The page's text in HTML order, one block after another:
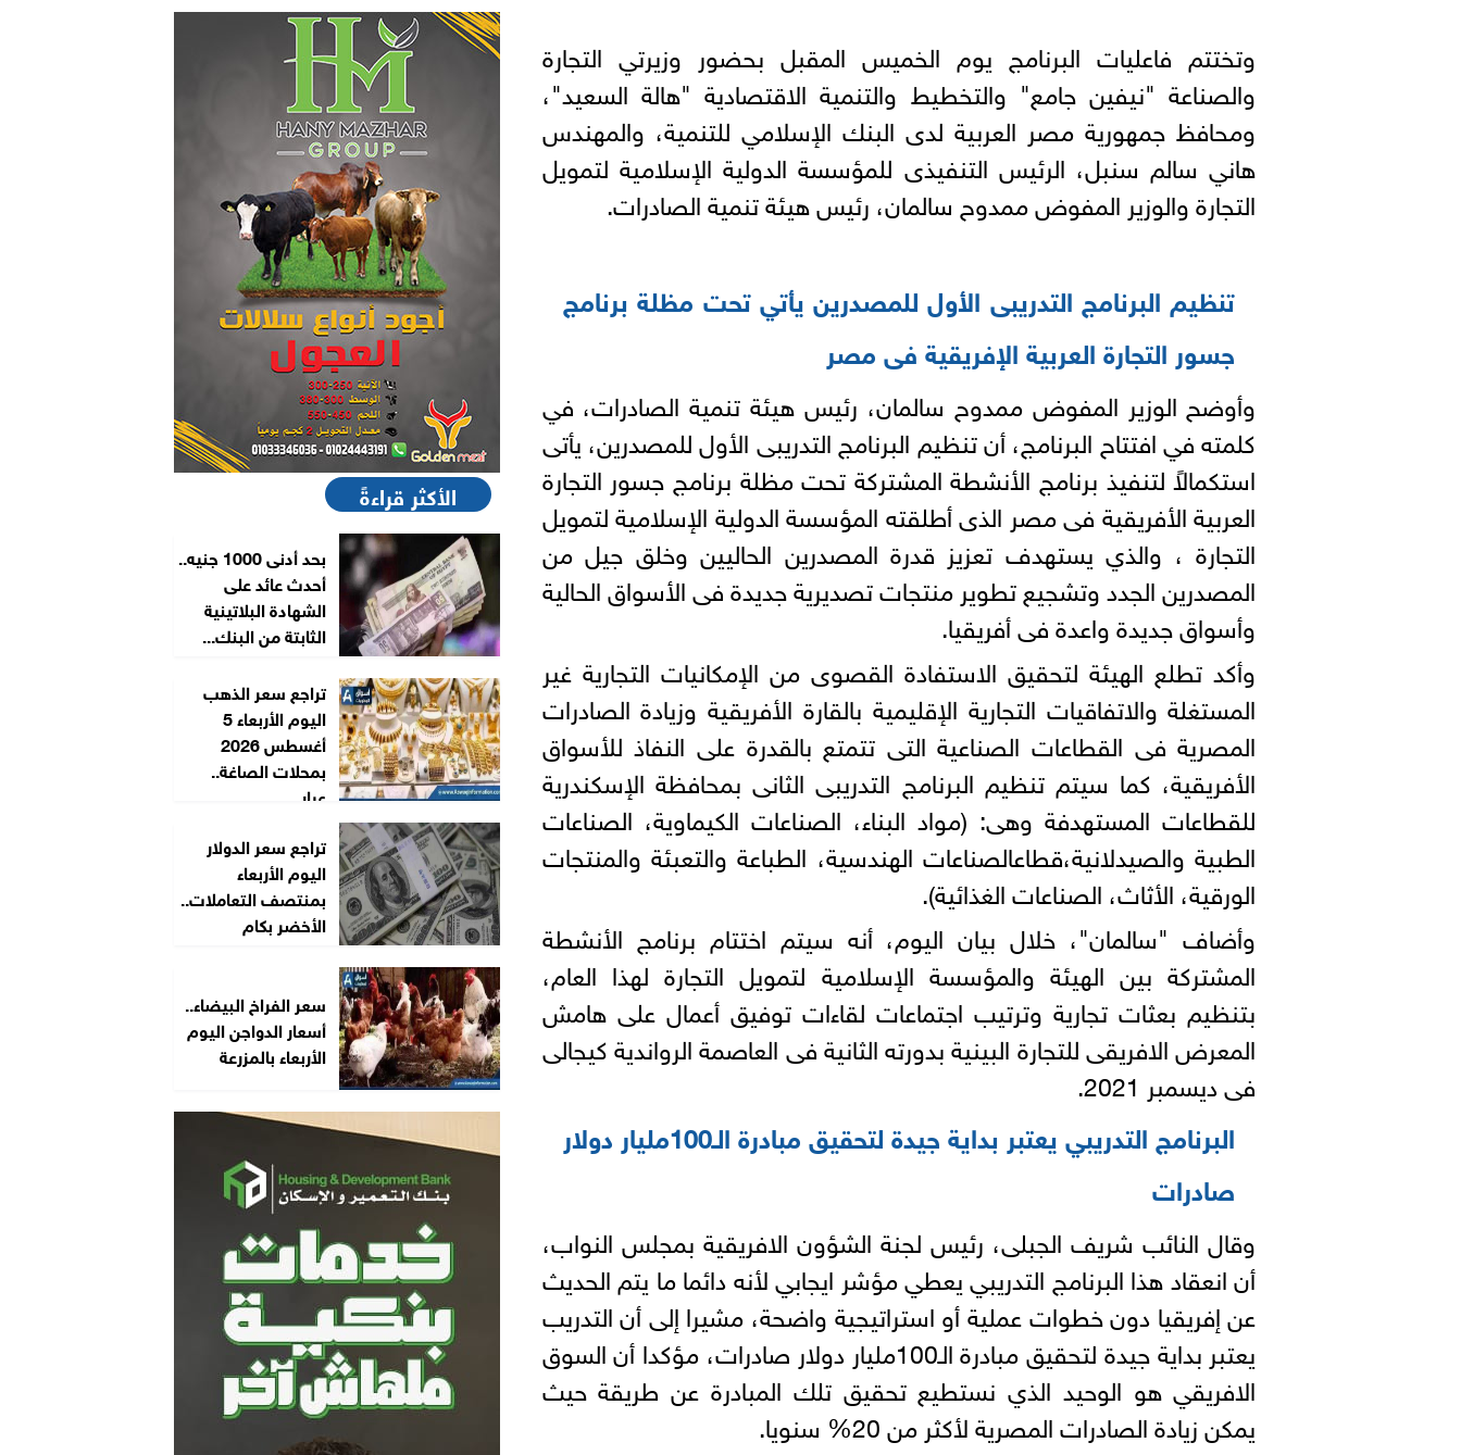
وتختتم فاعليات البرنامج يوم الخميس المقبل بحضور وزيرتي التجارة
والصناعة "نيفين جامع" والتخطيط والتنمية الاقتصادية "هالة السعيد"،
ومحافظ جمهورية مصر العربية لدى البنك الإسلامي للتنمية، والمهندس
هاني سالم سنبل، الرئيس التنفيذى للمؤسسة الدولية الإسلامية لتمويل
التجارة والوزير المفوض ممدوح سالمان، رئيس هيئة تنمية الصادرات.
تنظيم البرنامج التدريبى الأول للمصدرين يأتي تحت مظلة برنامج
جسور التجارة العربية الإفريقية فى مصر
وأوضح الوزير المفوض ممدوح سالمان، رئيس هيئة تنمية الصادرات، في
كلمته في افتتاح البرنامج، أن تنظيم البرنامج التدريبى الأول للمصدرين، يأتى
استكمالاً لتنفيذ برنامج الأنشطة المشتركة تحت مظلة برنامج جسور التجارة
العربية الأفريقية فى مصر الذى أطلقته المؤسسة الدولية الإسلامية لتمويل
التجارة ، والذي يستهدف تعزيز قدرة المصدرين الحاليين وخلق جيل من
المصدرين الجدد وتشجيع تطوير منتجات تصديرية جديدة فى الأسواق الحالية
وأسواق جديدة واعدة فى أفريقيا.
وأكد تطلع الهيئة لتحقيق الاستفادة القصوى من الإمكانيات التجارية غير
المستغلة والاتفاقيات التجارية الإقليمية بالقارة الأفريقية وزيادة الصادرات
المصرية فى القطاعات الصناعية التى تتمتع بالقدرة على النفاذ للأسواق
الأفريقية، كما سيتم تنظيم البرنامج التدريبى الثانى بمحافظة الإسكندرية
للقطاعات المستهدفة وهى: (مواد البناء، الصناعات الكيماوية، الصناعات
الطبية والصيدلانية،قطاعالصناعات الهندسية، الطباعة والتعبئة والمنتجات
الورقية، الأثاث، الصناعات الغذائية).
وأضاف "سالمان"، خلال بيان اليوم، أنه سيتم اختتام برنامج الأنشطة
المشتركة بين الهيئة والمؤسسة الإسلامية لتمويل التجارة لهذا العام،
بتنظيم بعثات تجارية وترتيب اجتماعات لقاءات توفيق أعمال على هامش
المعرض الافريقى للتجارة البينية بدورته الثانية فى العاصمة الرواندية كيجالى
فى ديسمبر 2021.
البرنامج التدريبي يعتبر بداية جيدة لتحقيق مبادرة الـ100مليار دولار
صادرات
وقال النائب شريف الجبلى، رئيس لجنة الشؤون الافريقية بمجلس النواب،
أن انعقاد هذا البرنامج التدريبي يعطي مؤشر ايجابي لأنه دائما ما يتم الحديث
عن إفريقيا دون خطوات عملية أو استراتيجية واضحة، مشيرا إلى أن التدريب
يعتبر بداية جيدة لتحقيق مبادرة الـ100مليار دولار صادرات، مؤكدا أن السوق
الافريقي هو الوحيد الذي نستطيع تحقيق تلك المبادرة عن طريقة حيث
يمكن زيادة الصادرات المصرية لأكثر من 20% سنويا.
الأكثر قراءةً
بحد أدنى 1000 جنيه..
أحدث عائد على
الشهادة البلاتينية
الثابتة من البنك...
تراجع سعر الذهب
اليوم الأربعاء 5
أغسطس 2026
بمحلات الصاغة..
عيار...
تراجع سعر الدولار
اليوم الأربعاء
بمنتصف التعاملات..
الأخضر بكام
سعر الفراخ البيضاء..
أسعار الدواجن اليوم
الأربعاء بالمزرعة